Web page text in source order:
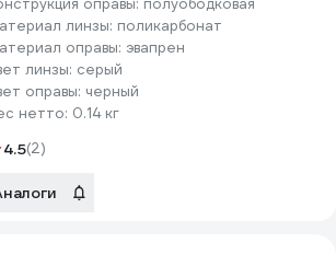
оправы: полуободковая
линзы: поликарбонат
оправы: эвапрен
линзы: серый
оправы: черный
нетто: 0.14 кг
4.5(2)